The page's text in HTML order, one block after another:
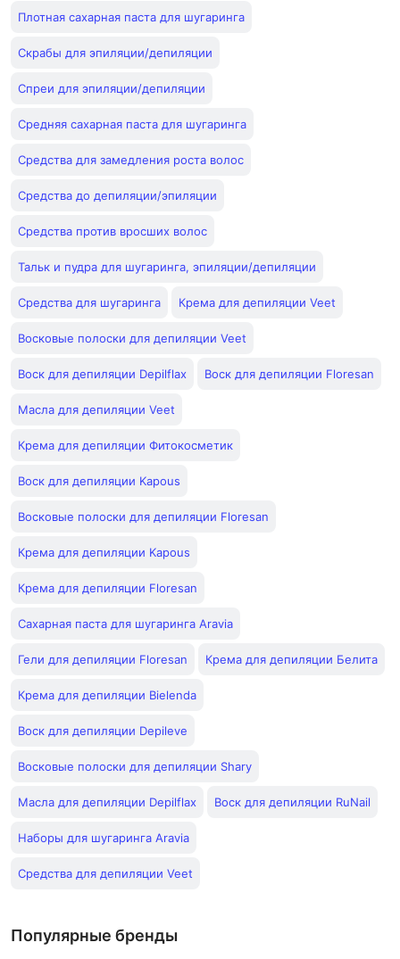
Плотная сахарная паста для шугаринга
Скрабы для эпиляции/депиляции
Спреи для эпиляции/депиляции
Средняя сахарная паста для шугаринга
Средства для замедления роста волос
Средства до депиляции/эпиляции
Средства против вросших волос
Тальк и пудра для шугаринга, эпиляции/депиляции
Средства для шугаринга Крема для депиляции Veet
Восковые полоски для депиляции Veet
Воск для депиляции Depilflax Воск для депиляции Floresan
Масла для депиляции Veet
Крема для депиляции Фитокосметик
Воск для депиляции Kapous
Восковые полоски для депиляции Floresan
Крема для депиляции Kapous
Крема для депиляции Floresan
Сахарная паста для шугаринга Aravia
Гели для депиляции Floresan Крема для депиляции Белита
Крема для депиляции Bielenda
Воск для депиляции Depileve
Восковые полоски для депиляции Shary
Масла для депиляции Depilflax Воск для депиляции RuNail
Наборы для шугаринга Aravia
Средства для депиляции Veet
Популярные бренды